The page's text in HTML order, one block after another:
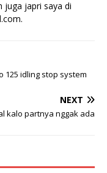
juga japri saya di
.
125 idling stop system
NEXT
kalo partnya nggak ada